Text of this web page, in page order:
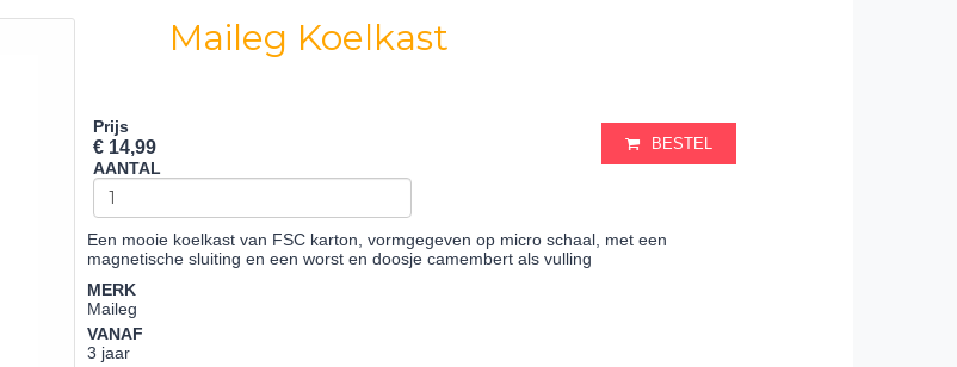
Maileg Koelkast
Prijs
€ 14,99
AANTAL
BESTEL
Een mooie koelkast van FSC karton, vormgegeven op micro schaal, met een
magnetische sluiting en een worst en doosje camembert als vulling
MERK
Maileg
VANAF
3 jaar